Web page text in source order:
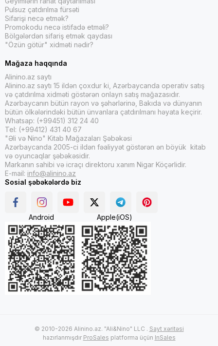
Pulsuz çatdırılma fürsəti
Sifarişi necə etmək?
Promokodu necə istifadə etməli?
Bölgələrdən sifariş etmək qaydası
"Özün götür" xidməti nədir?
Mağaza haqqında
Alinino.az saytı
Alinino.az saytı 15 ildən çoxdur ki, Azərbaycanda operativ satış
və çatdırılma xidməti göstərən onlayn satış mağazasıdır.
Azərbaycanın bütün rayon və şəhərlərinə, Bakıda və dünyanın
bütün ölkələrindəki bütün ünvanlara çatdırılmanı həyata keçirir.
Whatsap: (+99451) 312 24 40
Tel: (+99412) 431 40 67
"Əli və Nino" Kitab Mağazaları Şəbəkəsi
Azərbaycanda 2005-ci ildən fəaliyyət göstərən ən böyük kitab
və oyuncaqlar şəbəkəsidir.
Markanın sahibi və icraçı direktoru xanım Nigar Köçərlidir.
E-mail: info@alinino.az
Sosial şəbəkələrdə biz
Android Apple(iOS)
© 2010-2026 Alinino.az. "Ali&Nino" LLC . Sayt xəritəsi
hazırlanmışdır ProSales platforma üçün InSales